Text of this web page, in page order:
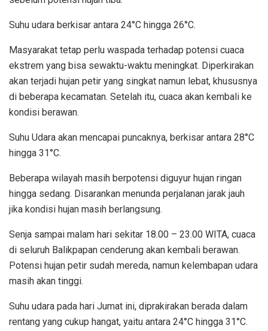
Suhu udara berkisar antara 24°C hingga 26°C.
Masyarakat tetap perlu waspada terhadap potensi cuaca
ekstrem yang bisa sewaktu-waktu meningkat. Diperkirakan
akan terjadi hujan petir yang singkat namun lebat, khususnya
di beberapa kecamatan. Setelah itu, cuaca akan kembali ke
kondisi berawan.
Suhu Udara akan mencapai puncaknya, berkisar antara 28°C
hingga 31°C.
Beberapa wilayah masih berpotensi diguyur hujan ringan
hingga sedang. Disarankan menunda perjalanan jarak jauh
jika kondisi hujan masih berlangsung.
Senja sampai malam hari sekitar 18.00 – 23.00 WITA, cuaca
di seluruh Balikpapan cenderung akan kembali berawan.
Potensi hujan petir sudah mereda, namun kelembapan udara
masih akan tinggi.
Suhu udara pada hari Jumat ini, diprakirakan berada dalam
rentang yang cukup hangat, yaitu antara 24°C hingga 31°C.